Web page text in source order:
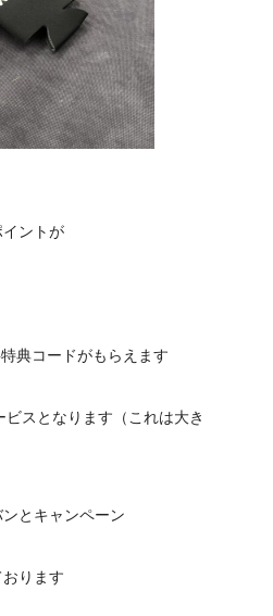
ントが
典コードがもらえます
スとなります（これは大き
とキャンペーン
ります